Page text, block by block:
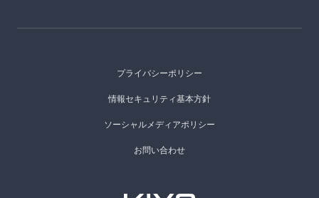
プライバシーポリシー
情報セキュリティ基本方針
ソーシャルメディアポリシー
お問い合わせ